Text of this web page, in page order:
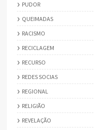
PUDOR
QUEIMADAS
RACISMO
RECICLAGEM
RECURSO
REDES SOCIAS
REGIONAL
RELIGIÃO
REVELAÇÃO